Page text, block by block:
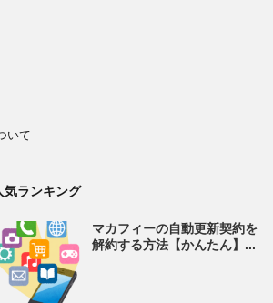
いて
気ランキング
マカフィーの自動更新契約を
解約する方法【かんたん】...